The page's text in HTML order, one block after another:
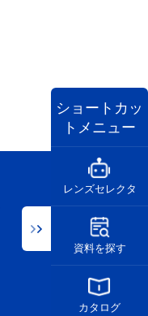
ショートカッ
トメニュー
レンズセレクタ
資料を探す
カタログ